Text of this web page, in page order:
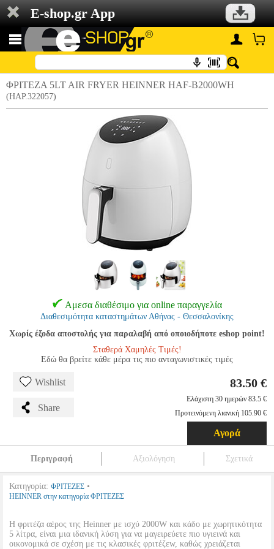
E-shop.gr App
ΦΡΙΤΕΖΑ 5LT AIR FRYER HEINNER HAF-B2000WH
(HAP.322057)
Αμεσα διαθέσιμο για online παραγγελία
Διαθεσιμότητα καταστημάτων Αθήνας - Θεσσαλονίκης
Χωρίς έξοδα αποστολής για παραλαβή από οποιοδήποτε eshop point!
Σταθερά Χαμηλές Τιμές!
Εδώ θα βρείτε κάθε μέρα τις πιο ανταγωνιστικές τιμές
Wishlist
Share
83.50 €
Ελάχιστη 30 ημερών 83.5 €
Προτεινόμενη λιανική 105.90 €
Αγορά
Περιγραφή Αξιολόγηση Σχετικά
Κατηγορία: ΦΡΙΤΕΖΕΣ •
HEINNER στην κατηγορία ΦΡΙΤΕΖΕΣ
Η φριτέζα αέρος της Heinner με ισχύ 2000W και κάδο με χωρητικότητα
5 λίτρα, είναι μια ιδανική λύση για να μαγειρεύετε πιο υγιεινά και
οικονομικά σε σχέση με τις κλασικές φριτέζεw, καθώς χρειάζεται